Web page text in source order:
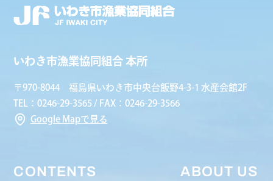
いわき市漁業協同組合 本所
〒970-8044 福島県いわき市中央台飯野4-3-1 水産会館2F
TEL：0246-29-3565 / FAX：0246-29-3566
Google Mapで見る
CONTENTS ABOUT US